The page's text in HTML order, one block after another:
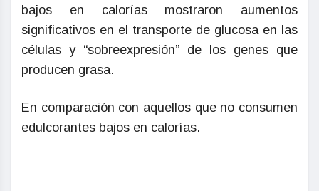
bajos en calorías mostraron aumentos
significativos en el transporte de glucosa en las
células y “sobreexpresión” de los genes que
producen grasa.
En comparación con aquellos que no consumen
edulcorantes bajos en calorías.